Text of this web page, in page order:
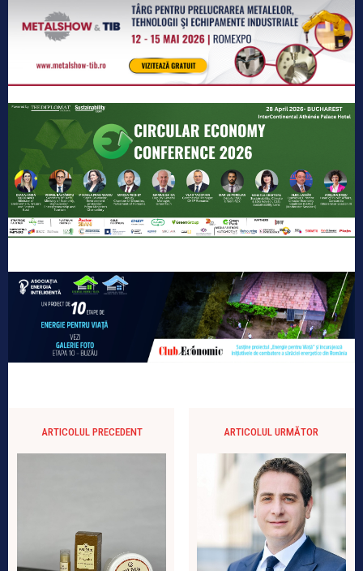
ARTICOLUL PRECEDENT ARTICOLUL URMĂTOR